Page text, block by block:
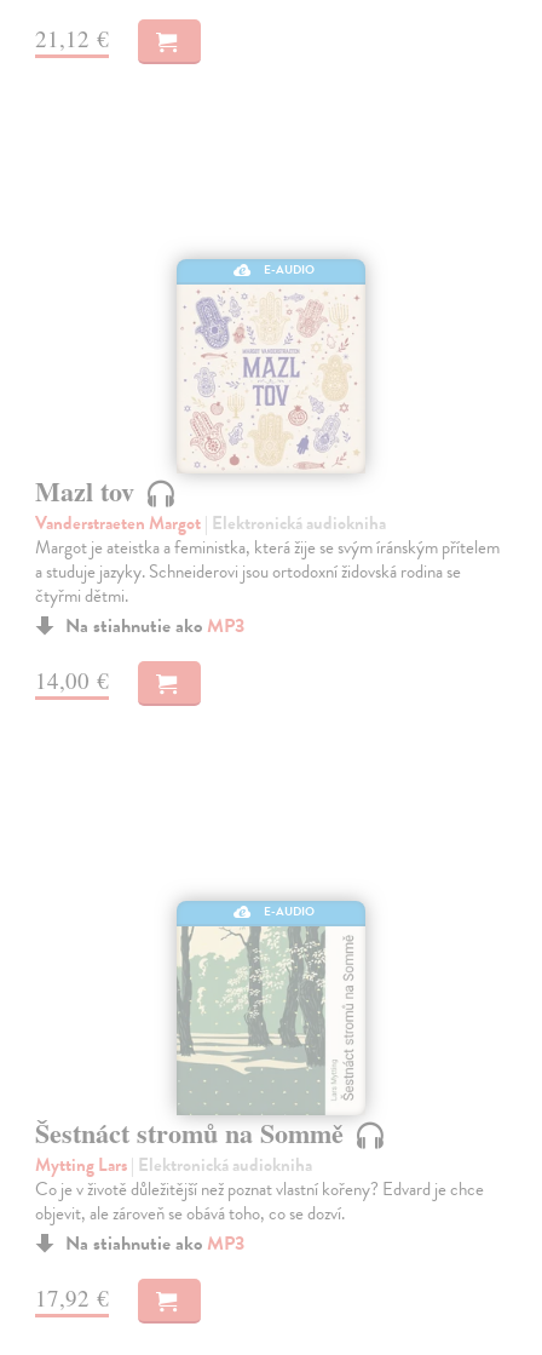
21,12 €
E-AUDIO
Mazl tov
Vanderstraeten Margot| Elektronická audiokniha
Margot je ateistka a feministka, která žije se svým íránským přítelem
a studuje jazyky. Schneiderovi jsou ortodoxní židovská rodina se
čtyřmi dětmi.
Na stiahnutie ako MP3
14,00 €
E-AUDIO
Šestnáct stromů na Sommě
Mytting Lars| Elektronická audiokniha
Co je v životě důležitější než poznat vlastní kořeny? Edvard je chce
objevit, ale zároveň se obává toho, co se dozví.
Na stiahnutie ako MP3
17,92 €